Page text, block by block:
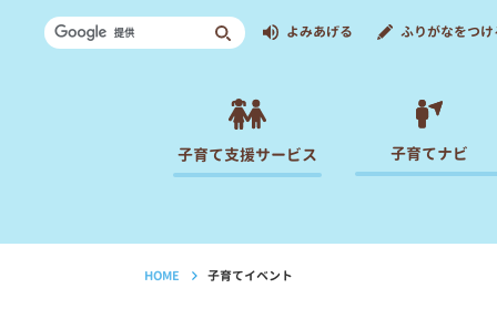
よみあげる ふりがなをつけ
子育て支援サービス 子育てナビ
HOME 子育てイベント